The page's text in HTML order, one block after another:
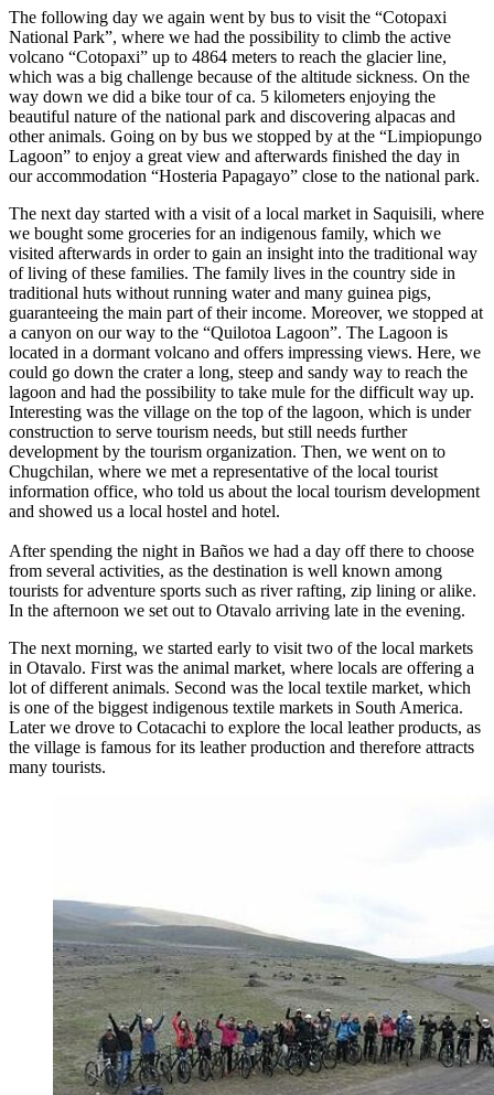
The following day we again went by bus to visit the “Cotopaxi
National Park”, where we had the possibility to climb the active
volcano “Cotopaxi” up to 4864 meters to reach the glacier line,
which was a big challenge because of the altitude sickness. On the
way down we did a bike tour of ca. 5 kilometers enjoying the
beautiful nature of the national park and discovering alpacas and
other animals. Going on by bus we stopped by at the “Limpiopungo
Lagoon” to enjoy a great view and afterwards finished the day in
our accommodation “Hosteria Papagayo” close to the national park.
The next day started with a visit of a local market in Saquisili, where
we bought some groceries for an indigenous family, which we
visited afterwards in order to gain an insight into the traditional way
of living of these families. The family lives in the country side in
traditional huts without running water and many guinea pigs,
guaranteeing the main part of their income. Moreover, we stopped at
a canyon on our way to the “Quilotoa Lagoon”. The Lagoon is
located in a dormant volcano and offers impressing views. Here, we
could go down the crater a long, steep and sandy way to reach the
lagoon and had the possibility to take mule for the difficult way up.
Interesting was the village on the top of the lagoon, which is under
construction to serve tourism needs, but still needs further
development by the tourism organization. Then, we went on to
Chugchilan, where we met a representative of the local tourist
information office, who told us about the local tourism development
and showed us a local hostel and hotel.
After spending the night in Baños we had a day off there to choose
from several activities, as the destination is well known among
tourists for adventure sports such as river rafting, zip lining or alike.
In the afternoon we set out to Otavalo arriving late in the evening.
The next morning, we started early to visit two of the local markets
in Otavalo. First was the animal market, where locals are offering a
lot of different animals. Second was the local textile market, which
is one of the biggest indigenous textile markets in South America.
Later we drove to Cotacachi to explore the local leather products, as
the village is famous for its leather production and therefore attracts
many tourists.